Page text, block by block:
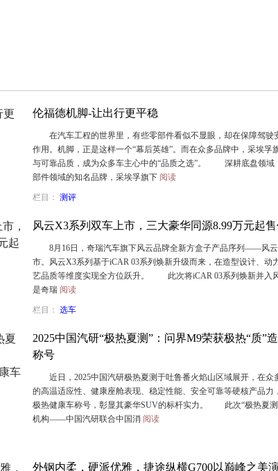
伦福德机脚-让出行更平稳
在汽车工程的世界里，有些零部件看似不显眼，却在保障驾驶
作用。机脚，正是这样一个“幕后英雄”。而在众多品牌中，采埃孚
与可靠品质，成为众多车主心中的“品质之选”。 深耕底盘领
部件领域的知名品牌，采埃孚旗下 阅读
栏目： 测评
风云X3系列双车上市，三大豪华同源8.99万元起
8月16日，奇瑞汽车旗下风云品牌全新方盒子产品序列——风云
市。风云X3系列基于iCAR 03系列焕新升级而来，在造型设计、动
艺品质等维度实现全方位跃升。 此次将iCAR 03系列焕新并入风
是奇瑞 阅读
栏目： 选车
2025中国汽研“极热夏测”：问界M9荣获极热“质”
称号
近日，2025中国汽研极热夏测于吐鲁番火焰山区域展开，在众
的高温适应性、健康座舱表现、稳定性能、安全可靠等硬核产品力
极热健康车称号，彰显其豪华SUV的标杆实力。 此次“极热夏测
机构——中国汽研联合中国消 阅读
外钢内柔，硬派优雅，捷途纵横G700以巅峰之美